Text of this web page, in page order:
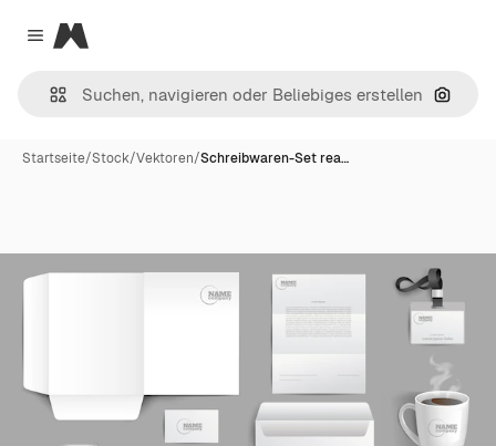
Close menu
Magnific
Nach
Startseite/Stock/Vektoren/Schreibwaren-Set rea…